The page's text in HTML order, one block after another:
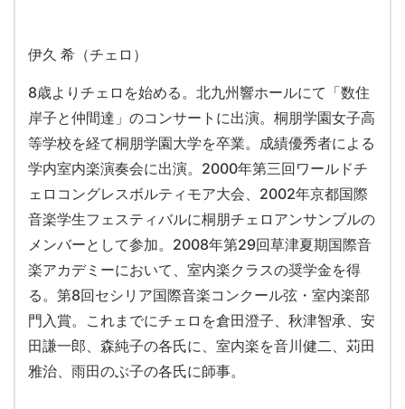
伊久 希（チェロ）
8歳よりチェロを始める。北九州響ホールにて「数住
岸子と仲間達」のコンサートに出演。桐朋学園女子高
等学校を経て桐朋学園大学を卒業。成績優秀者による
学内室内楽演奏会に出演。2000年第三回ワールドチ
ェロコングレスボルティモア大会、2002年京都国際
音楽学生フェスティバルに桐朋チェロアンサンブルの
メンバーとして参加。2008年第29回草津夏期国際音
楽アカデミーにおいて、室内楽クラスの奨学金を得
る。第8回セシリア国際音楽コンクール弦・室内楽部
門入賞。これまでにチェロを倉田澄子、秋津智承、安
田謙一郎、森純子の各氏に、室内楽を音川健二、苅田
雅治、雨田のぶ子の各氏に師事。